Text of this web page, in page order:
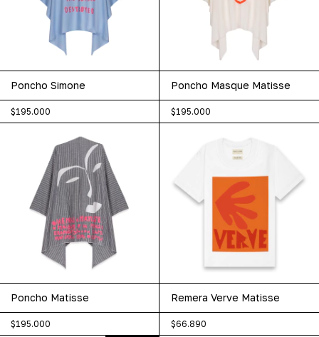
Poncho Simone
$195.000
Poncho Masque Matisse
$195.000
Poncho Matisse
$195.000
Remera Verve Matisse
$66.890